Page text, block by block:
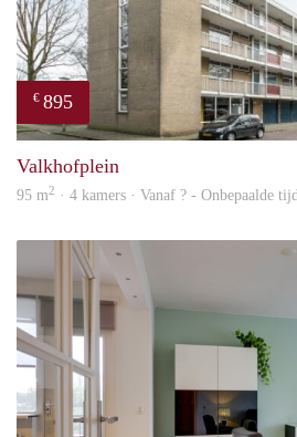
€ 895
Valkhofplein
95 m2 · 4 kamers · Vanaf ? - Onbepaalde tijd